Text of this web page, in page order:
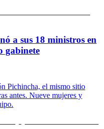
a sus 18 ministros en
gabinete
Pichincha, el mismo sitio
antes. Nueve mujeres y